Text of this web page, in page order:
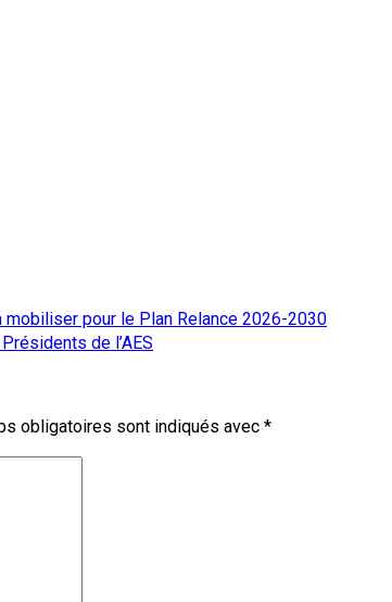
mobiliser pour le Plan Relance 2026-2030
de l’AES
obligatoires sont indiqués avec *